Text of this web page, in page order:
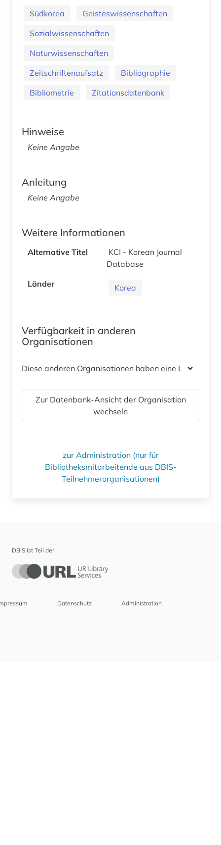
Südkorea
Geisteswissenschaften
Sozialwissenschaften
Naturwissenschaften
Zeitschriftenaufsatz
Bibliographie
Bibliometrie
Zitationsdatenbank
Hinweise
Keine Angabe
Anleitung
Keine Angabe
Weitere Informationen
Alternative Titel
KCI - Korean Journal
Database
Länder
Korea
Verfügbarkeit in anderen
Organisationen
Diese anderen Organisationen haben eine Lizenz
Zur Datenbank-Ansicht der Organisation
wechseln
zur Administration (nur für
Bibliotheksmitarbeitende aus DBIS-
Teilnehmerorganisationen)
DBIS ist Teil der
Datenschutz Administration